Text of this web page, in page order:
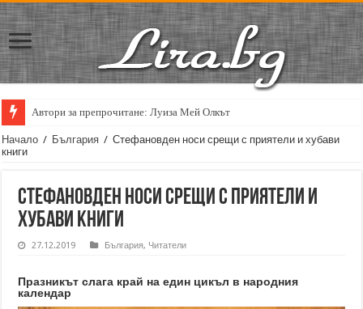
Автори за препрочитане: Луиза Мей Олкът
Кирил Кадийски: „Плачът на големия поет винаги е и сила, и
Начало / България / Стефановден носи срещи с приятели и хубави
книги
Стефановден носи срещи с приятели и
хубави книги
27.12.2019 България, Читатели
Празникът слага край на един цикъл в народния
календар